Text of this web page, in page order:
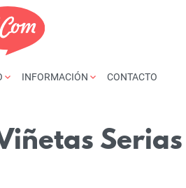
INFORMACIÓN CONTACTO
Serias